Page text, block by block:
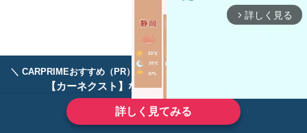
＼ CARPRIMEおすすめ（PR） ／ディーラーで手放すのはもったいない！
【カーネクスト】ならどんなクルマも高価買取
詳しく見てみる
arrow_forward_ios 詳しく見る